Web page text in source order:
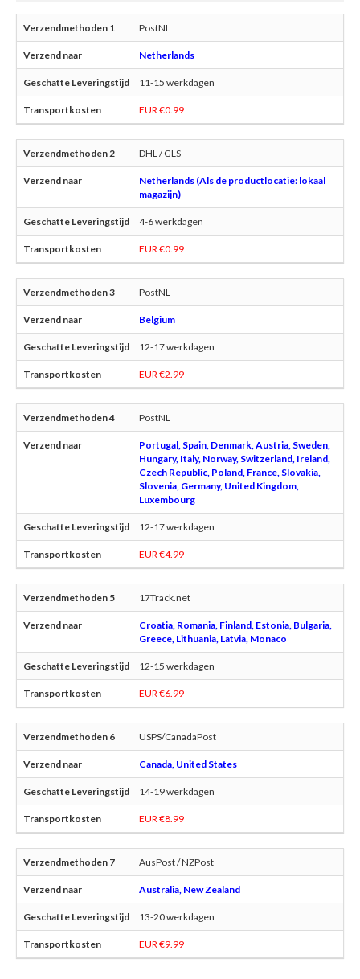
PostNL
Netherlands
11-15 werkdagen
EUR €0.99
DHL / GLS
Netherlands (Als de productlocatie: lokaal
magazijn)
4-6 werkdagen
EUR €0.99
PostNL
Belgium
12-17 werkdagen
EUR €2.99
PostNL
Portugal, Spain, Denmark, Austria, Sweden,
Hungary, Italy, Norway, Switzerland, Ireland,
Czech Republic, Poland, France, Slovakia,
Slovenia, Germany, United Kingdom,
Luxembourg
12-17 werkdagen
EUR €4.99
17Track.net
Croatia, Romania, Finland, Estonia, Bulgaria,
Greece, Lithuania, Latvia, Monaco
12-15 werkdagen
EUR €6.99
USPS/CanadaPost
Canada, United States
14-19 werkdagen
EUR €8.99
AusPost / NZPost
Australia, New Zealand
13-20 werkdagen
EUR €9.99